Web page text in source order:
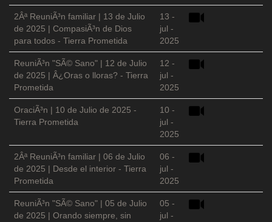
2Âª ReuniÃ³n familiar | 13 de Julio
de 2025 | CompasiÃ³n de Dios
para todos - Tierra Prometida
13 -
jul -
2025
ReuniÃ³n "SÃ© Sano" | 12 de Julio
de 2025 | Â¿Oras o lloras? - Tierra
Prometida
12 -
jul -
2025
OraciÃ³n | 10 de Julio de 2025 -
Tierra Prometida
10 -
jul -
2025
2Âª ReuniÃ³n familiar | 06 de Julio
de 2025 | Desde el interior - Tierra
Prometida
06 -
jul -
2025
ReuniÃ³n "SÃ© Sano" | 05 de Julio
de 2025 | Orando siempre, sin
05 -
jul -